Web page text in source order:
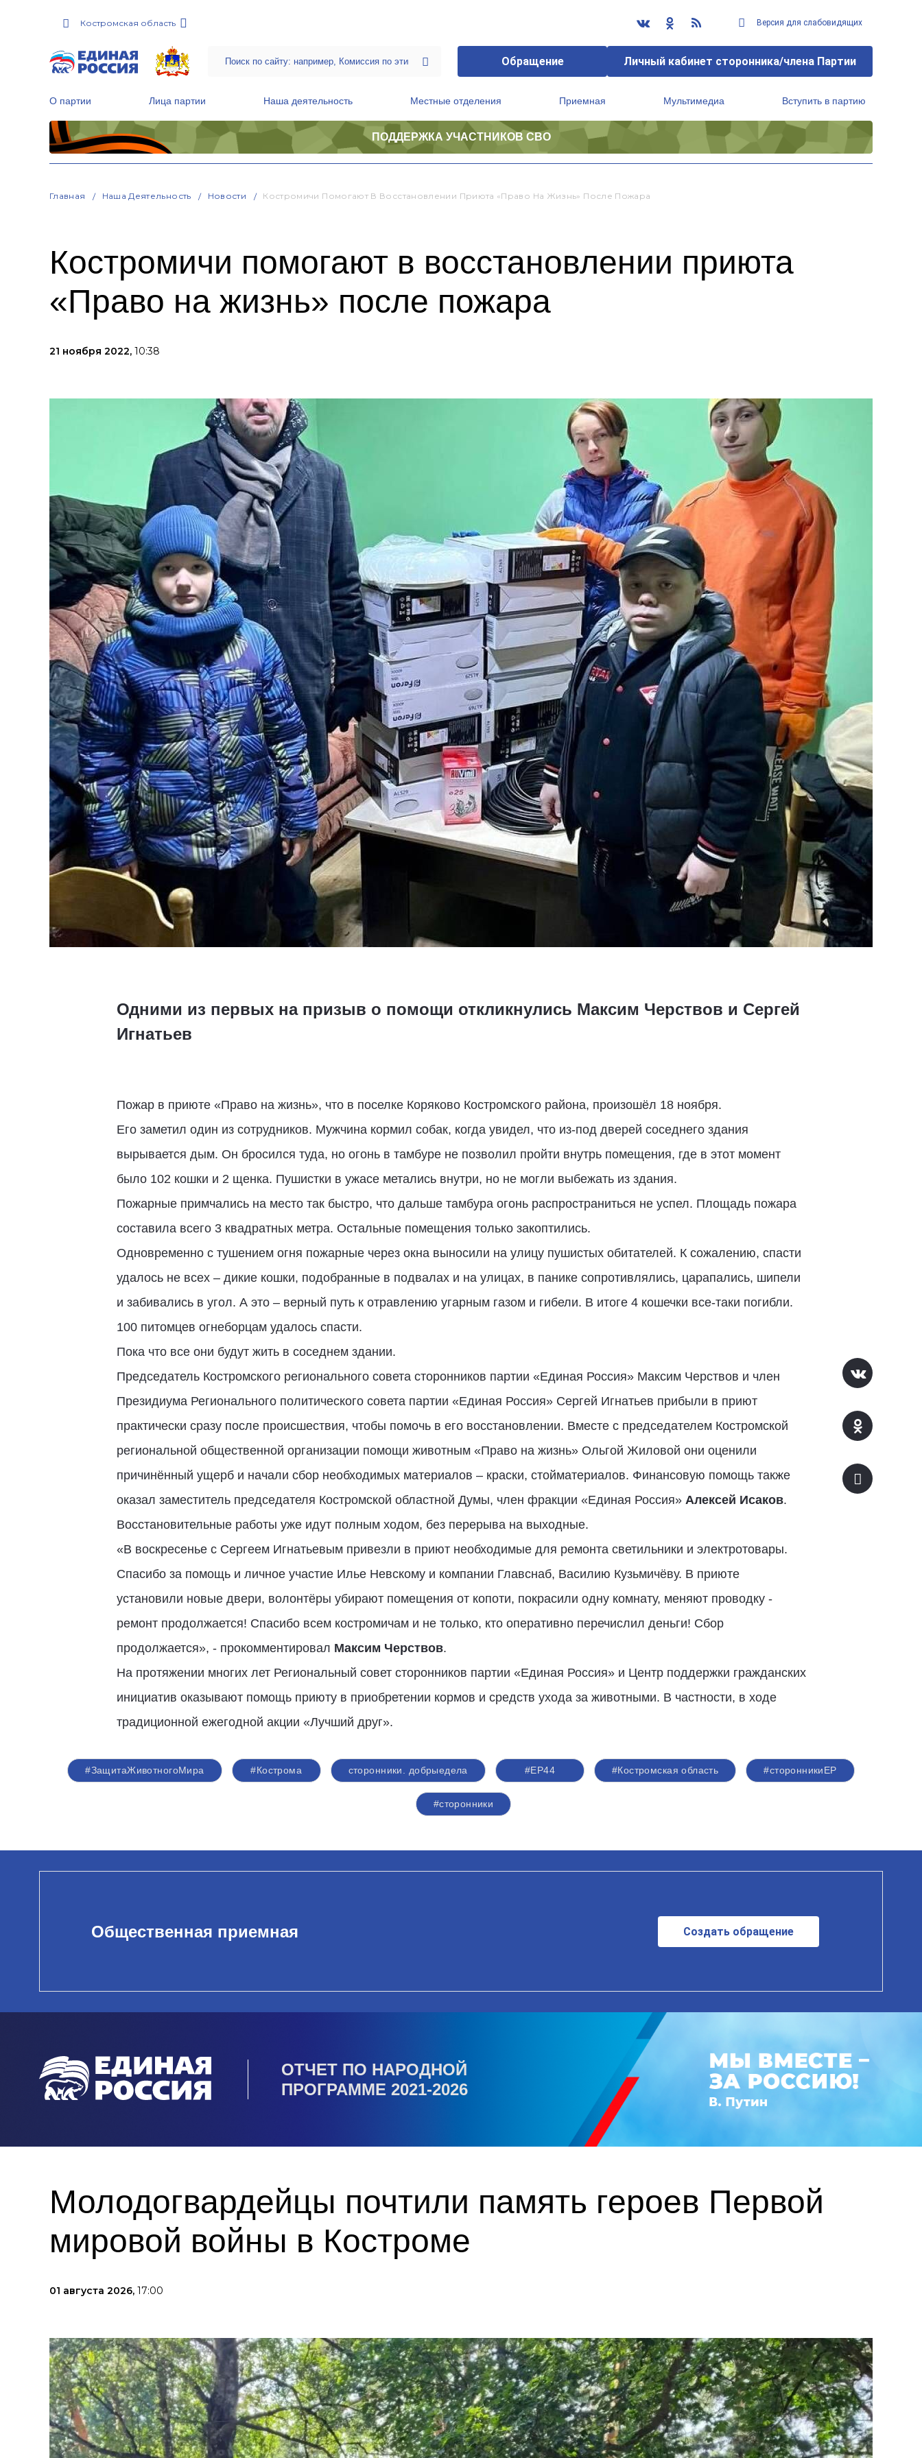
Костромская область Версия для слабовидящих
Обращение Личный кабинет сторонника/члена Партии
О партии Лица партии Наша деятельность Местные отделения Приемная Мультимедиа Вступить в партию
ПОДДЕРЖКА УЧАСТНИКОВ СВО
Главная Наша Деятельность Новости Костромичи Помогают В Восстановлении Приюта «Право На Жизнь» После Пожара
Костромичи помогают в восстановлении приюта
«Право на жизнь» после пожара
21 ноября 2022, 10:38
Одними из первых на призыв о помощи откликнулись Максим Черствов и Сергей
Игнатьев
Пожар в приюте «Право на жизнь», что в поселке Коряково Костромского района, произошёл 18 ноября.
Его заметил один из сотрудников. Мужчина кормил собак, когда увидел, что из-под дверей соседнего здания
вырывается дым. Он бросился туда, но огонь в тамбуре не позволил пройти внутрь помещения, где в этот момент
было 102 кошки и 2 щенка. Пушистки в ужасе метались внутри, но не могли выбежать из здания.
Пожарные примчались на место так быстро, что дальше тамбура огонь распространиться не успел. Площадь пожара
составила всего 3 квадратных метра. Остальные помещения только закоптились.
Одновременно с тушением огня пожарные через окна выносили на улицу пушистых обитателей. К сожалению, спасти
удалось не всех – дикие кошки, подобранные в подвалах и на улицах, в панике сопротивлялись, царапались, шипели
и забивались в угол. А это – верный путь к отравлению угарным газом и гибели. В итоге 4 кошечки все-таки погибли.
100 питомцев огнеборцам удалось спасти.
Пока что все они будут жить в соседнем здании.
Председатель Костромского регионального совета сторонников партии «Единая Россия» Максим Черствов и член
Президиума Регионального политического совета партии «Единая Россия» Сергей Игнатьев прибыли в приют
практически сразу после происшествия, чтобы помочь в его восстановлении. Вместе с председателем Костромской
региональной общественной организации помощи животным «Право на жизнь» Ольгой Жиловой они оценили
причинённый ущерб и начали сбор необходимых материалов – краски, стойматериалов. Финансовую помощь также
оказал заместитель председателя Костромской областной Думы, член фракции «Единая Россия» Алексей Исаков.
Восстановительные работы уже идут полным ходом, без перерыва на выходные.
«В воскресенье с Сергеем Игнатьевым привезли в приют необходимые для ремонта светильники и электротовары.
Спасибо за помощь и личное участие Илье Невскому и компании Главснаб, Василию Кузьмичёву. В приюте
установили новые двери, волонтёры убирают помещения от копоти, покрасили одну комнату, меняют проводку -
ремонт продолжается! Спасибо всем костромичам и не только, кто оперативно перечислил деньги! Сбор
продолжается», - прокомментировал Максим Черствов.
На протяжении многих лет Региональный совет сторонников партии «Единая Россия» и Центр поддержки гражданских
инициатив оказывают помощь приюту в приобретении кормов и средств ухода за животными. В частности, в ходе
традиционной ежегодной акции «Лучший друг».
#ЗащитаЖивотногоМира #Кострома сторонники. добрыедела #ЕР44 #Костромская область #сторонникиЕР
#сторонники
Общественная приемная Создать обращение
ОТЧЕТ ПО НАРОДНОЙ
ПРОГРАММЕ 2021-2026
Молодогвардейцы почтили память героев Первой
мировой войны в Костроме
01 августа 2026, 17:00